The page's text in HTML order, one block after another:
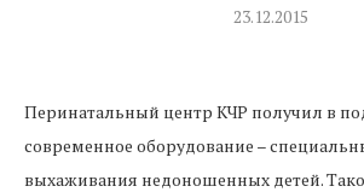
23.12.2015
Перинатальный центр КЧР получил в
современное оборудование –
выхаживания недоношенных детей.